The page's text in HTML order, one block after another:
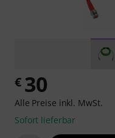
€ 30
Alle Preise inkl. MwSt.
Sofort lieferbar